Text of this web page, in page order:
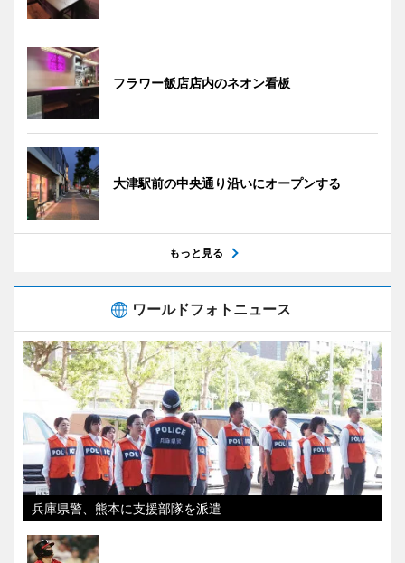
フラワー飯店店内のネオン看板
大津駅前の中央通り沿いにオープンする
もっと見る
ワールドフォトニュース
兵庫県警、熊本に支援部隊を派遣